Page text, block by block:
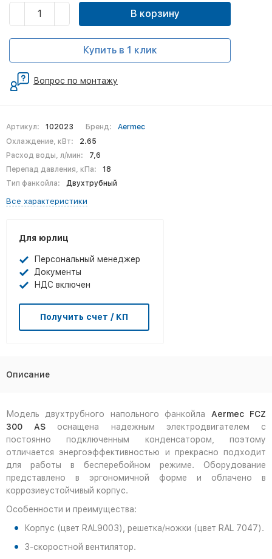
Артикул: 102023 Бренд:
Aermec
Охлаждение, кВт:
2.65
Расход воды, л/мин:
7,6
Перепад давления, кПа:
18
Тип фанкойла:
Двухтрубный
Все характеристики
Для юрлиц
Персональный менеджер
Документы
НДС включен
Получить счет / КП
В корзину
Купить в 1 клик
Вопрос по монтажу
Описание
Модель двухтрубного напольного фанкойла Aermec FCZ
300 AS оснащена надежным электродвигателем с
постоянно подключенным конденсатором, поэтому
отличается энергоэффективностью и прекрасно подходит
для работы в бесперебойном режиме. Оборудование
представлено в эргономичной форме и облачено в
коррозиеустойчивый корпус.
Особенности и преимущества:
Корпус (цвет RAL9003), решетка/ножки (цвет RAL 7047).
3-скоростной вентилятор.